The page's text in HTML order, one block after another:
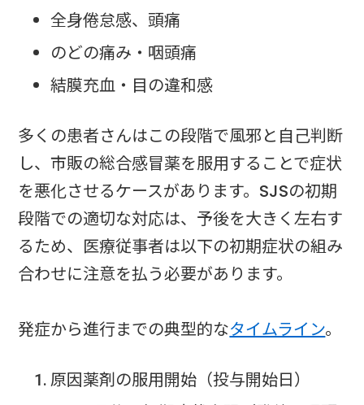
全身倦怠感、頭痛
のどの痛み・咽頭痛
結膜充血・目の違和感
多くの患者さんはこの段階で風邪と自己判断
し、市販の総合感冒薬を服用することで症状
を悪化させるケースがあります。SJSの初期
段階での適切な対応は、予後を大きく左右す
るため、医療従事者は以下の初期症状の組み
合わせに注意を払う必要があります。
発症から進行までの典型的なタイムライン。
原因薬剤の服用開始（投与開始日）